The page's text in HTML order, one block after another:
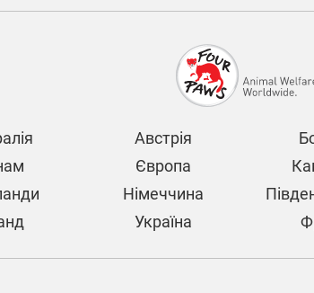
Австрія
Європа
Німеччина
Україна